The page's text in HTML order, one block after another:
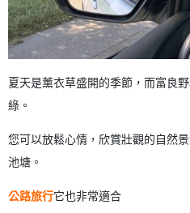
夏天是薰衣草盛開的季節，而富良
綠。
您可以放鬆心情，欣賞壯觀的自然
池塘。
公路旅行它也非常適合